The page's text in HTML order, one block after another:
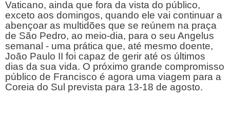
Vaticano, ainda que fora da vista do público,
exceto aos domingos, quando ele vai continuar a
abençoar as multidões que se reúnem na praça
de São Pedro, ao meio-dia, para o seu Angelus
semanal - uma prática que, até mesmo doente,
João Paulo II foi capaz de gerir até os últimos
dias da sua vida. O próximo grande compromisso
público de Francisco é agora uma viagem para a
Coreia do Sul prevista para 13-18 de agosto.